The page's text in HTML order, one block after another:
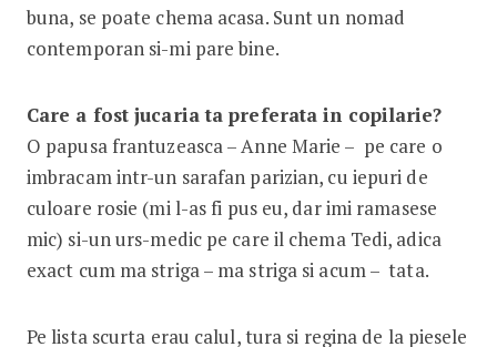
buna, se poate chema acasa. Sunt un nomad
contemporan si-mi pare bine.
Care a fost jucaria ta preferata in copilarie?
O papusa frantuzeasca – Anne Marie – pe care o
imbracam intr-un sarafan parizian, cu iepuri de
culoare rosie (mi l-as fi pus eu, dar imi ramasese
mic) si-un urs-medic pe care il chema Tedi, adica
exact cum ma striga – ma striga si acum – tata.
Pe lista scurta erau calul, tura si regina de la piesele